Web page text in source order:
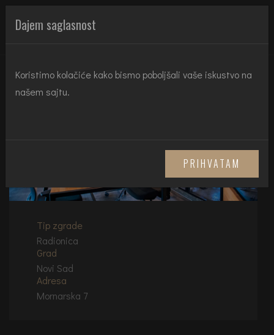
Dajem saglasnost
Koristimo kolačiće kako bismo poboljšali vaše iskustvo na
našem sajtu.
PRIHVATAM
HT REAL ESTATE
Tip zgrade
Radionica
Grad
Novi Sad
Adresa
Mornarska 7